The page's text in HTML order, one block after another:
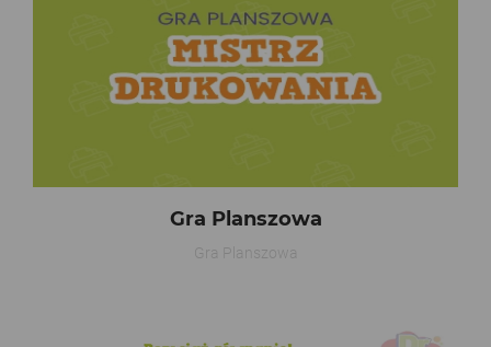
Gra Planszowa
Gra Planszowa